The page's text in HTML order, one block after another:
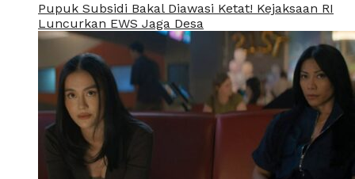
Pupuk Subsidi Bakal Diawasi Ketat! Kejaksaan RI
Luncurkan EWS Jaga Desa